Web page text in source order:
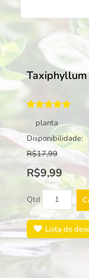
Taxiphyllum
planta
Disponibilidade:
R$17,99
R$9,99
Qtd
Lista de